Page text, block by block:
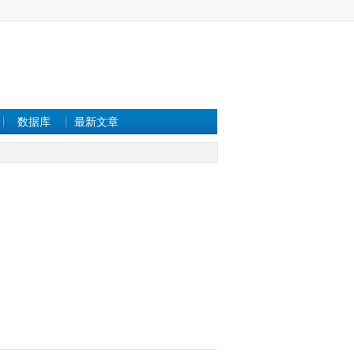
数据库 最新文章